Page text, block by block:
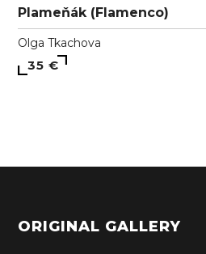
Plameňák (Flamenco)
Olga Tkachova
35 €
ORIGINAL GALLERY